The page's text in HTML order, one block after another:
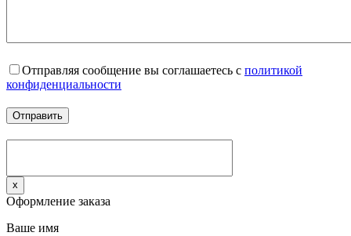
Отправляя сообщение вы соглашаетесь с политикой
конфиденциальности
x
Оформление заказа
Ваше имя